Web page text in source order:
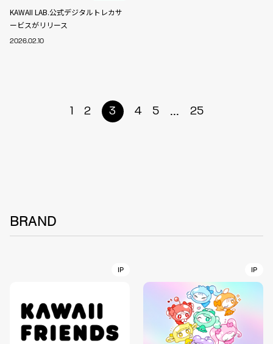
KAWAII LAB.公式デジタルトレカサ
ービスがリリース
2026.02.10
1 2 3 4 5 ... 25
BRAND
IP IP